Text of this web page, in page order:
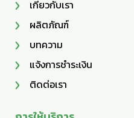
เกี่ยวกับเรา
ผลิตภัณฑ์
บทความ
แจ้งการชำระเงิน
ติดต่อเรา